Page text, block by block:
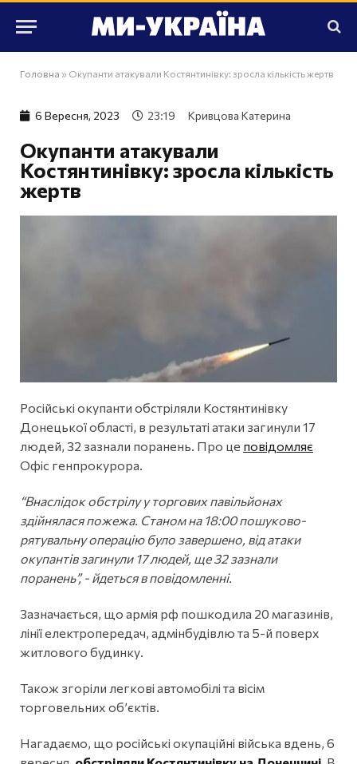
Головна » Окупанти атакували Костянтинівку: зросла кількість жертв
6 Вересня, 2023 23:19 Кривцова Катерина
Окупанти атакували
Костянтинівку: зросла кількість
жертв
Російські окупанти обстріляли Костянтинівку
Донецької області, в результаті атаки загинули 17
людей, 32 зазнали поранень. Про це повідомляє
Офіс генпрокурора.
“Внаслідок обстрілу у торгових павільйонах
здійнялася пожежа. Станом на 18:00 пошуково-
рятувальну операцію було завершено, від атаки
окупантів загинули 17 людей, ще 32 зазнали
поранень”, - йдеться в повідомленні.
Зазначається, що армія рф пошкодила 20 магазинів,
лінії електропередач, адмінбудівлю та 5-й поверх
житлового будинку.
Також згоріли легкові автомобілі та вісім
торговельних об’єктів.
Нагадаємо, що російські окупаційні війська вдень, 6